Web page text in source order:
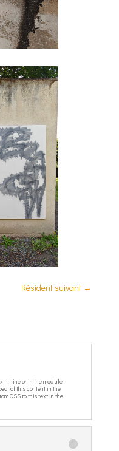
Résident suivant →
inline or in the module
of this content in the
CSS to this text in the